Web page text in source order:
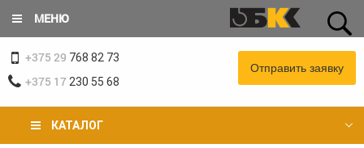
основному
содержанию
МЕНЮ
+375 29 768 82 73
+375 17 230 55 68
Отправить заявку
КАТАЛОГ